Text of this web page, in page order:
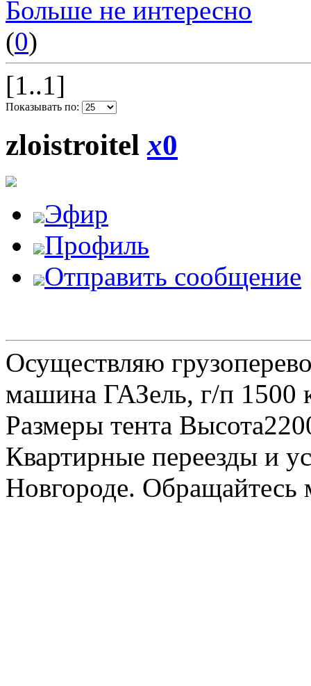
Больше не интересно
(0)
[1..1]
Показывать по:
zloistroitelx0
Эфир
Профиль
Отправить сообщение
Осуществляю
машина ГАЗель, г/п 1500
Размеры тента
Квартирные переезды и
Новгороде.